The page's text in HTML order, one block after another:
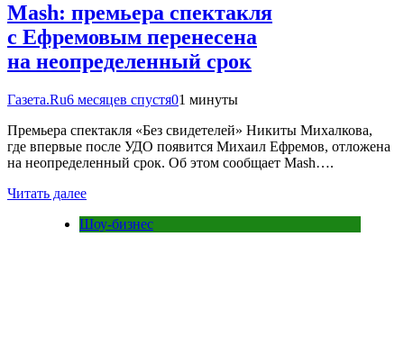
Mash: премьера спектакля
с Ефремовым перенесена
на неопределенный срок
Газета.Ru6 месяцев спустя01 минуты
Премьера спектакля «Без свидетелей» Никиты Михалкова,
где впервые после УДО появится Михаил Ефремов, отложена
на неопределенный срок. Об этом сообщает Mash….
Читать далее
Шоу-бизнес